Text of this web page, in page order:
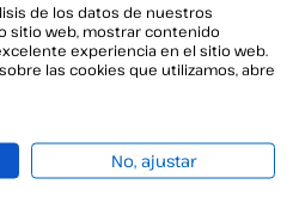
que Andalucía sea, con
que más solicitudes de
electrónicamente, con
el 84% de las
de los datos de nuestros
sitio web, mostrar contenido
experiencia en el sitio web.
las cookies que utilizamos, abre
No, ajustar